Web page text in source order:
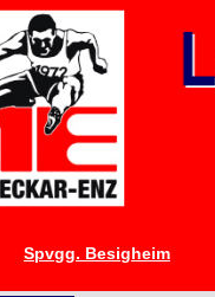
Spvgg. Besigheim